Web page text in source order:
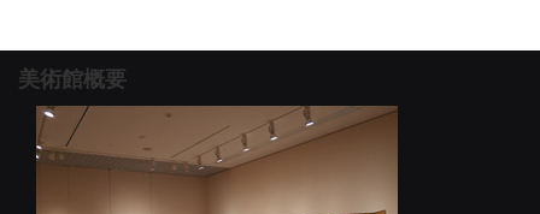
美術館概要